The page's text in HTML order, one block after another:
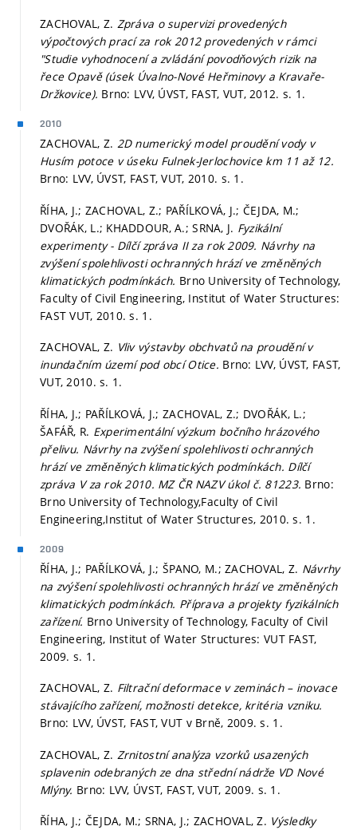
ZACHOVAL, Z. Zpráva o supervizi provedených
výpočtových prací za rok 2012 provedených v rámci
"Studie vyhodnocení a zvládání povodňových rizik na
řece Opavě (úsek Úvalno-Nové Heřminovy a Kravaře-
Držkovice). Brno: LVV, ÚVST, FAST, VUT, 2012. s. 1.
2010
ZACHOVAL, Z. 2D numerický model proudění vody v
Husím potoce v úseku Fulnek-Jerlochovice km 11 až 12.
Brno: LVV, ÚVST, FAST, VUT, 2010. s. 1.
ŘÍHA, J.; ZACHOVAL, Z.; PAŘÍLKOVÁ, J.; ČEJDA, M.;
DVOŘÁK, L.; KHADDOUR, A.; SRNA, J. Fyzikální
experimenty - Dílčí zpráva II za rok 2009. Návrhy na
zvýšení spolehlivosti ochranných hrází ve změněných
klimatických podmínkách. Brno University of Technology,
Faculty of Civil Engineering, Institut of Water Structures:
FAST VUT, 2010.s. 1.
ZACHOVAL, Z. Vliv výstavby obchvatů na proudění v
inundačním území pod obcí Otice. Brno: LVV, ÚVST, FAST,
VUT, 2010.s. 1.
ŘÍHA, J.; PAŘÍLKOVÁ, J.; ZACHOVAL, Z.; DVOŘÁK, L.;
ŠAFÁŘ, R. Experimentální výzkum bočního hrázového
přelivu. Návrhy na zvýšení spolehlivosti ochranných
hrází ve změněných klimatických podmínkách. Dílčí
zpráva V za rok 2010. MZ ČR NAZV úkol č. 81223. Brno:
Brno University of Technology,Faculty of Civil
Engineering,Institut of Water Structures, 2010.s. 1.
2009
ŘÍHA, J.; PAŘÍLKOVÁ, J.; ŠPANO, M.; ZACHOVAL, Z. Návrhy
na zvýšení spolehlivosti ochranných hrází ve změněných
klimatických podmínkách. Příprava a projekty fyzikálních
zařízení. Brno University of Technology, Faculty of Civil
Engineering, Institut of Water Structures: VUT FAST,
2009. s. 1.
ZACHOVAL, Z. Filtrační deformace v zeminách – inovace
stávajícího zařízení, možnosti detekce, kritéria vzniku.
Brno: LVV, ÚVST, FAST, VUT v Brně, 2009.s. 1.
ZACHOVAL, Z. Zrnitostní analýza vzorků usazených
splavenin odebraných ze dna střední nádrže VD Nové
Mlýny. Brno: LVV, ÚVST, FAST, VUT, 2009. s. 1.
ŘÍHA, J.; ČEJDA, M.; SRNA, J.; ZACHOVAL, Z. Výsledky